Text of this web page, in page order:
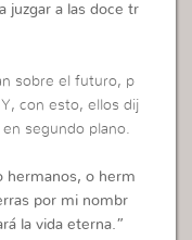
juzgar a las doce tr
sobre el futuro, p
con esto, ellos dij
segundo plano.
hermanos, o herm
por mi nombr
la vida eterna.”